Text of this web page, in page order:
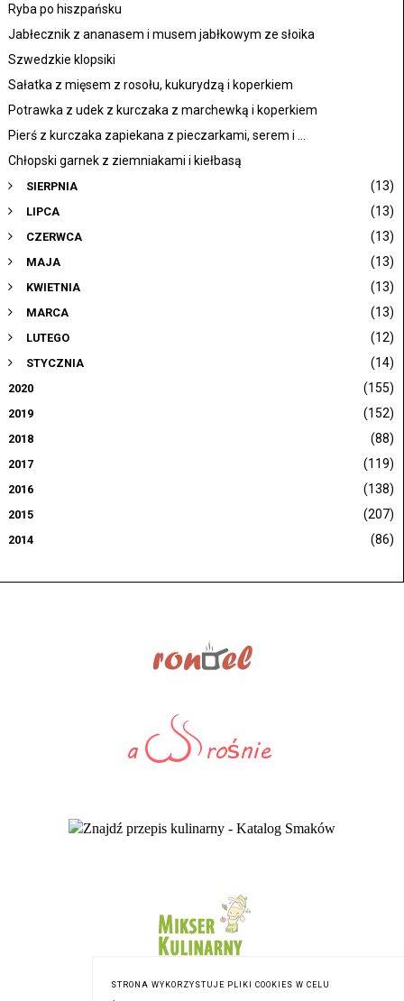
Ryba po hiszpańsku
Jabłecznik z ananasem i musem jabłkowym ze słoika
Szwedzkie klopsiki
Sałatka z mięsem z rosołu, kukurydzą i koperkiem
Potrawka z udek z kurczaka z marchewką i koperkiem
Pierś z kurczaka zapiekana z pieczarkami, serem i ...
Chłopski garnek z ziemniakami i kiełbasą
SIERPNIA (13)
LIPCA (13)
CZERWCA (13)
MAJA (13)
KWIETNIA (13)
MARCA (13)
LUTEGO (12)
STYCZNIA (14)
2020 (155)
2019 (152)
2018 (88)
2017 (119)
2016 (138)
2015 (207)
2014 (86)
STRONA WYKORZYSTUJE PLIKI COOKIES W CELU